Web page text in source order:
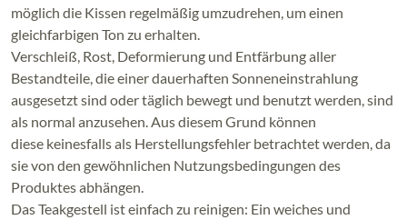
möglich die Kissen regelmäßig umzudrehen, um einen
gleichfarbigen Ton zu erhalten.
Verschleiß, Rost, Deformierung und Entfärbung aller
Bestandteile, die einer dauerhaften Sonneneinstrahlung
ausgesetzt sind oder täglich bewegt und benutzt werden, sind
als normal anzusehen. Aus diesem Grund können
diese keinesfalls als Herstellungsfehler betrachtet werden, da
sie von den gewöhnlichen Nutzungsbedingungen des
Produktes abhängen.
Das Teakgestell ist einfach zu reinigen: Ein weiches und